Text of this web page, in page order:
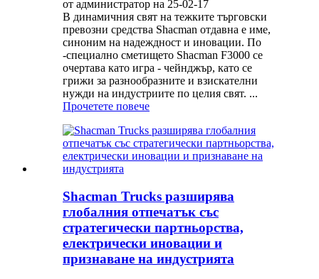
от администратор на 25-02-17
В динамичния свят на тежките търговски
превозни средства Shacman отдавна е име,
синоним на надеждност и иновации. По
-специално сметището Shacman F3000 се
очертава като игра - чейнджър, като се
грижи за разнообразните и взискателни
нужди на индустриите по целия свят. ...
Прочетете повече
Shacman Trucks разширява
глобалния отпечатък със
стратегически партньорства,
електрически иновации и
признаване на индустрията